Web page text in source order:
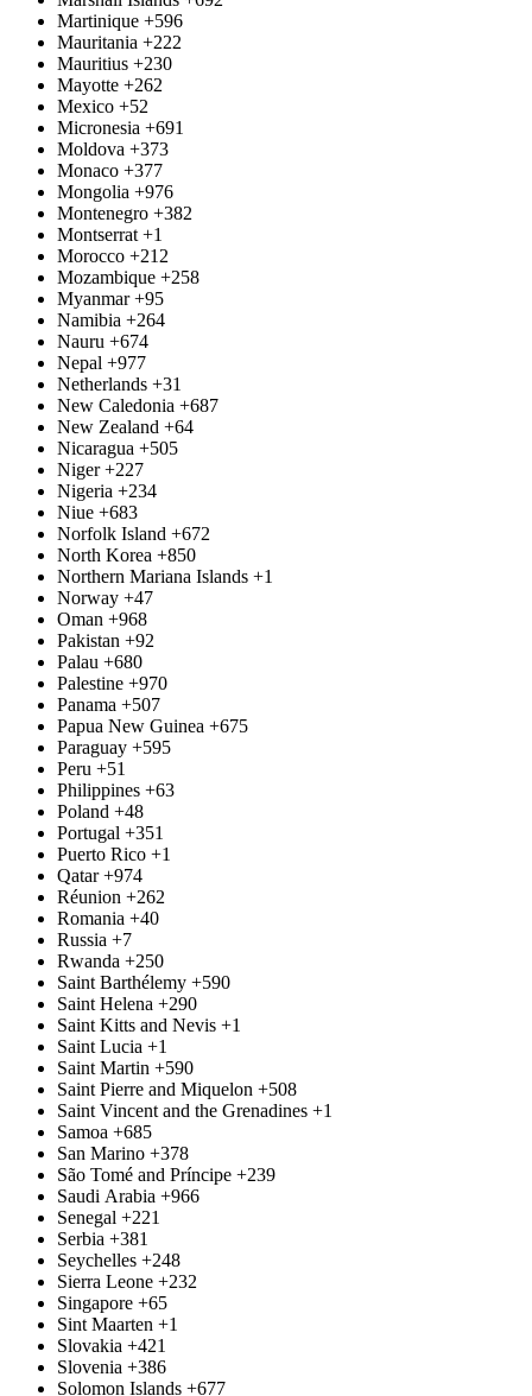
Martinique +596
Mauritania +222
Mauritius +230
Mayotte +262
Mexico +52
Micronesia +691
Moldova +373
Monaco +377
Mongolia +976
Montenegro +382
Montserrat +1
Morocco +212
Mozambique +258
Myanmar +95
Namibia +264
Nauru +674
Nepal +977
Netherlands +31
New Caledonia +687
New Zealand +64
Nicaragua +505
Niger +227
Nigeria +234
Niue +683
Norfolk Island +672
North Korea +850
Northern Mariana Islands +1
Norway +47
Oman +968
Pakistan +92
Palau +680
Palestine +970
Panama +507
Papua New Guinea +675
Paraguay +595
Peru +51
Philippines +63
Poland +48
Portugal +351
Puerto Rico +1
Qatar +974
Réunion +262
Romania +40
Russia +7
Rwanda +250
Saint Barthélemy +590
Saint Helena +290
Saint Kitts and Nevis +1
Saint Lucia +1
Saint Martin +590
Saint Pierre and Miquelon +508
Saint Vincent and the Grenadines +1
Samoa +685
San Marino +378
São Tomé and Príncipe +239
Saudi Arabia +966
Senegal +221
Serbia +381
Seychelles +248
Sierra Leone +232
Singapore +65
Sint Maarten +1
Slovakia +421
Slovenia +386
Solomon Islands +677